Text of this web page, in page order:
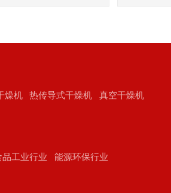
燥机 热传导式干燥机
真空干燥机
品工业行业 能源环保行业